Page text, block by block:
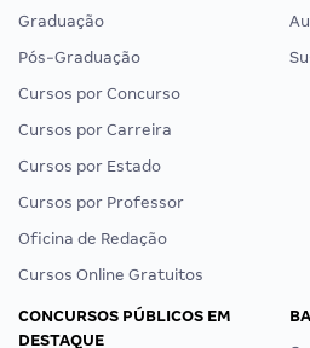
Graduação
Pós-Graduação
Cursos por Concurso
Cursos por Carreira
Cursos por Estado
Cursos por Professor
Oficina de Redação
Cursos Online Gratuitos
CONCURSOS PÚBLICOS EM
DESTAQUE